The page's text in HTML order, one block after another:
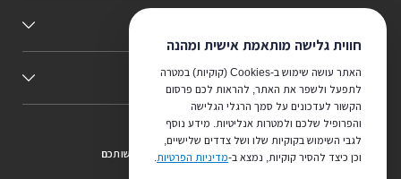
חווית גלישה מותאמת אישית ומהנה
האתר עושה שימוש ב-Cookies (קוקיות) במטרה
לתפעל ולשפר את האתר, להראות לכם פרסום
הקשור לעדכונים על סמך הרגלי הגלישה
והפרופיל שלכם ולמטרות אנליטיות. מידע נוסף
לגבי השימוש בקוקיות שלו ושל צדדים שלישיים,
וכן כיצד להסיר קוקיות, נמצא ב-מדיניות הפרטיות.
כללי
צריכים ייעוץ מהמקצוענים שלנו? נשמח לעמוד לרשותכם